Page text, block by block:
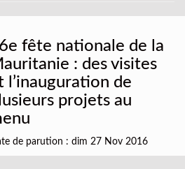
fête nationale de la
: des visites
l’inauguration de
projets au
de parution : dim 27 Nov 2016